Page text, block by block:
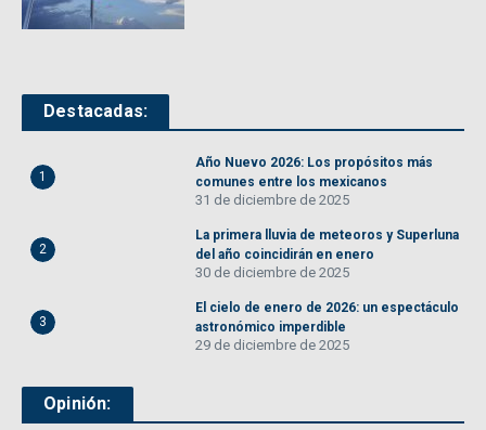
Destacadas:
1
Año Nuevo 2026: Los propósitos más
comunes entre los mexicanos
31 de diciembre de 2025
2
La primera lluvia de meteoros y Superluna
del año coincidirán en enero
30 de diciembre de 2025
3
El cielo de enero de 2026: un espectáculo
astronómico imperdible
29 de diciembre de 2025
Opinión: